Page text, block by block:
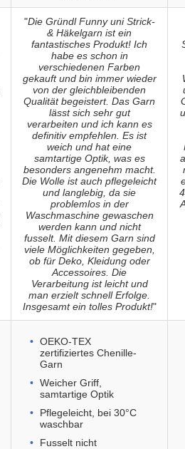
"Die Gründl Funny uni Strick-
& Häkelgarn ist ein
fantastisches Produkt! Ich
habe es schon in
verschiedenen Farben
gekauft und bin immer wieder
von der gleichbleibenden
Qualität begeistert. Das Garn
lässt sich sehr gut
verarbeiten und ich kann es
definitiv empfehlen. Es ist
weich und hat eine
samtartige Optik, was es
besonders angenehm macht.
Die Wolle ist auch pflegeleicht
und langlebig, da sie
problemlos in der
Waschmaschine gewaschen
werden kann und nicht
fusselt. Mit diesem Garn sind
viele Möglichkeiten gegeben,
ob für Deko, Kleidung oder
Accessoires. Die
Verarbeitung ist leicht und
man erzielt schnell Erfolge.
Insgesamt ein tolles Produkt!"
OEKO-TEX
zertifiziertes Chenille-
Garn
Weicher Griff,
samtartige Optik
Pflegeleicht, bei 30°C
waschbar
Fusselt nicht